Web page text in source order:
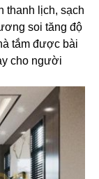
thanh lịch, sạch
soi tăng độ
tắm được bài
cho người